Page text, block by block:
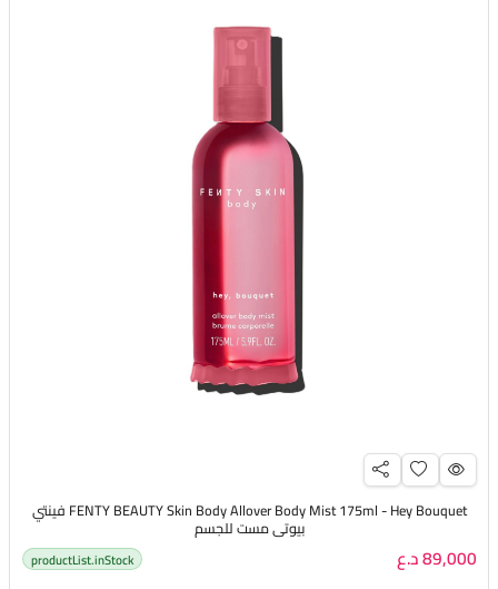
FENTY BEAUTY Skin Body Allover Body Mist 175ml - Hey Bouquet فينتي
بيوتي مست للجسم
89,000 د.ع productList.inStock